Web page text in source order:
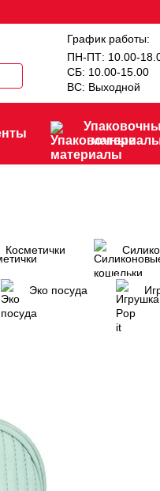
График работы:
ПН-ПТ: 10.00-
СБ: 10.00-15.00
ВС: Выходной
Косметички
Эко посуда